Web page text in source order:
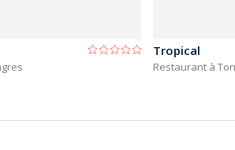
Tropical
Restaurant à